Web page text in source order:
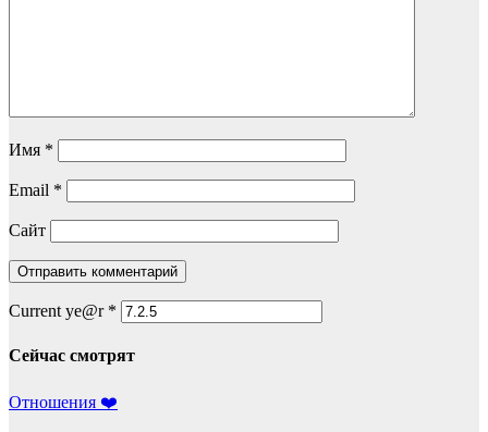
Имя *
Email *
Сайт
Current ye@r *
Сейчас смотрят
Отношения ❤️